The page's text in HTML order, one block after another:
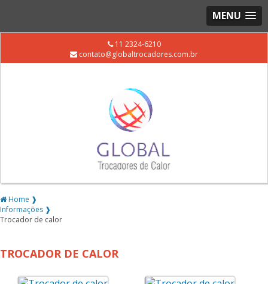
MENU
11 2324-6210
contato@globaltrocadores.com.br
Home ❱
Informações ❱
Trocador de calor
TROCADOR DE CALOR